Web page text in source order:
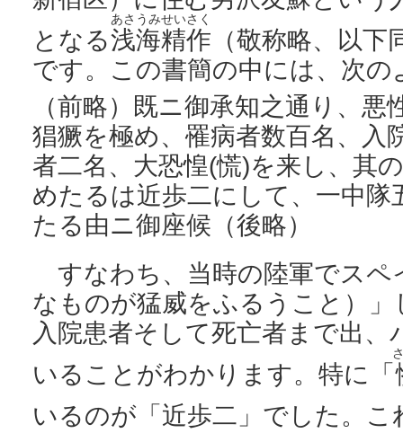
となる浅海精作
あさうみせいさく
（敬称略、以
です。この書簡の中には、次
（前略）既ニ御承知之通り、
猖獗を極め、罹病者数百名、入
者二名、大恐惶(慌)を来し、其
めたるは近歩二にして、一中隊
たる由ニ御座候（後略）
すなわち、当時の陸軍でスペ
なものが猛威をふるうこと）
入院患者そして死亡者まで出
いることがわかります。特に「
いるのが「近歩二」でした。こ